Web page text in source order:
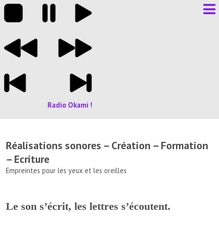
Radio Okami !
Réalisations sonores – Création – Formation
– Ecriture
Empreintes pour les yeux et les oreilles
Le son s’écrit, les lettres s’écoutent.